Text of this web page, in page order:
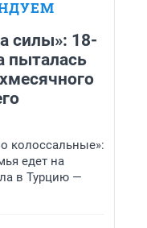
силы»: 18-
пыталась
колоссальные»:
едет на
в Турцию —